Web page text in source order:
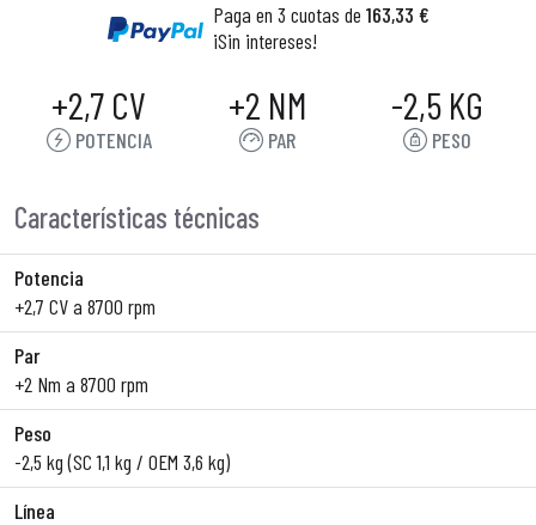
Paga en 3 cuotas de 163,33 €
¡Sin intereses!
+2,7 CV
POTENCIA
+2 NM
PAR
-2,5 KG
PESO
Características técnicas
Potencia
+2,7 CV a 8700 rpm
Par
+2 Nm a 8700 rpm
Peso
-2,5 kg (SC 1,1 kg / OEM 3,6 kg)
Línea